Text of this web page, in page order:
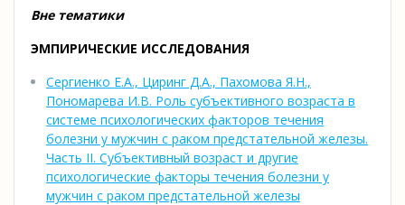
Вне тематики
ЭМПИРИЧЕСКИЕ ИССЛЕДОВАНИЯ
Сергиенко Е.А., Циринг Д.А., Пахомова Я.Н.,
Пономарева И.В. Роль субъективного возраста в
системе психологических факторов течения
болезни у мужчин с раком предстательной железы.
Часть II. Субъективный возраст и другие
психологические факторы течения болезни у
мужчин с раком предстательной железы